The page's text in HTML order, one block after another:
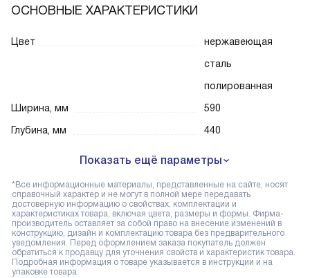
ОСНОВНЫЕ ХАРАКТЕРИСТИКИ
Цвет
нержавеющая
сталь
полированная
Ширина, мм
590
Глубина, мм
440
Показать ещё параметры
*Все информационные материалы, представленные на сайте, носят
справочный характер и не могут в полной мере передавать
достоверную информацию о свойствах, комплектации и
характеристиках товара, включая цвета, размеры и формы. Фирма-
производитель оставляет за собой право на внесение изменений в
конструкцию, дизайн и комплектацию товара без предварительного
уведомления. Перед оформлением заказа покупатель должен
обратиться к продавцу для уточнения свойств и характеристик товара.
Подробная информация о товаре указывается в инструкции и на
упаковке товара.